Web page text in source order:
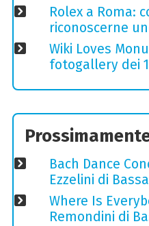
Rolex a Roma:
riconoscerne
Wiki Loves
fotogallery dei
Bach Dance
Ezzelini di
Where Is
Remondini di